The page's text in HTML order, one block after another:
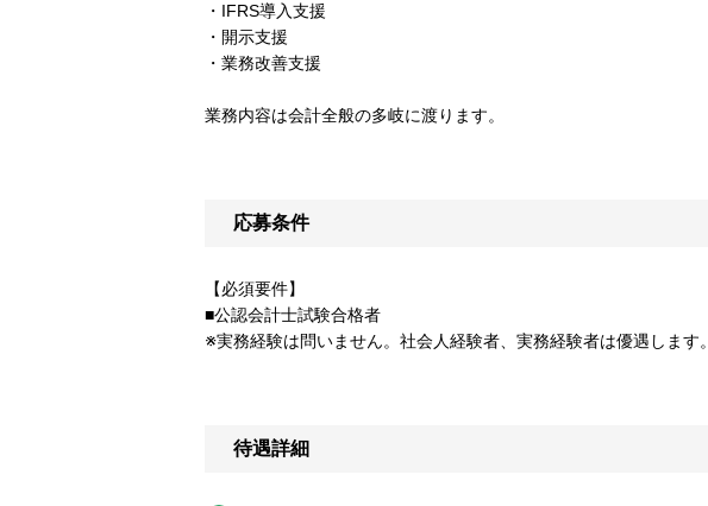
・IFRS導入支援
・開示支援
・業務改善支援
業務内容は会計全般の多岐に渡ります。
応募条件
【必須要件】
■公認会計士試験合格者
※実務経験は問いません。社会人経験者、実務経験者は優遇します。
待遇詳細